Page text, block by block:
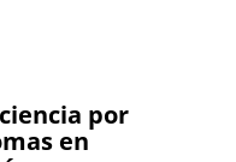
por
en